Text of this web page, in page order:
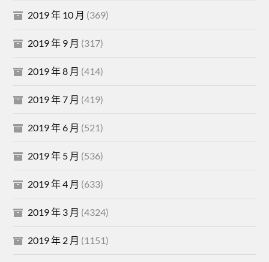
2019 年 10 月 (369)
2019 年 9 月 (317)
2019 年 8 月 (414)
2019 年 7 月 (419)
2019 年 6 月 (521)
2019 年 5 月 (536)
2019 年 4 月 (633)
2019 年 3 月 (4324)
2019 年 2 月 (1151)